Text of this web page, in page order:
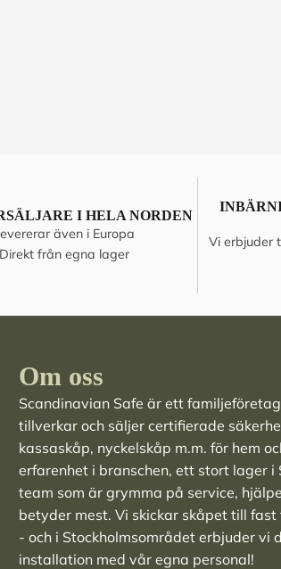
I HELA NORDEN
även i Europa
Direkt från egna lager
Vi erbjuder
Om oss
Scandinavian Safe är ett
tillverkar och säljer certifierade
kassaskåp, nyckelskåp m.m. för hem
erfarenhet i branschen, ett stort lager i
team som är grymma på service,
betyder mest. Vi skickar skåpet till
- och i Stockholmsområdet erbjuder vi
installation med vår egna personal!